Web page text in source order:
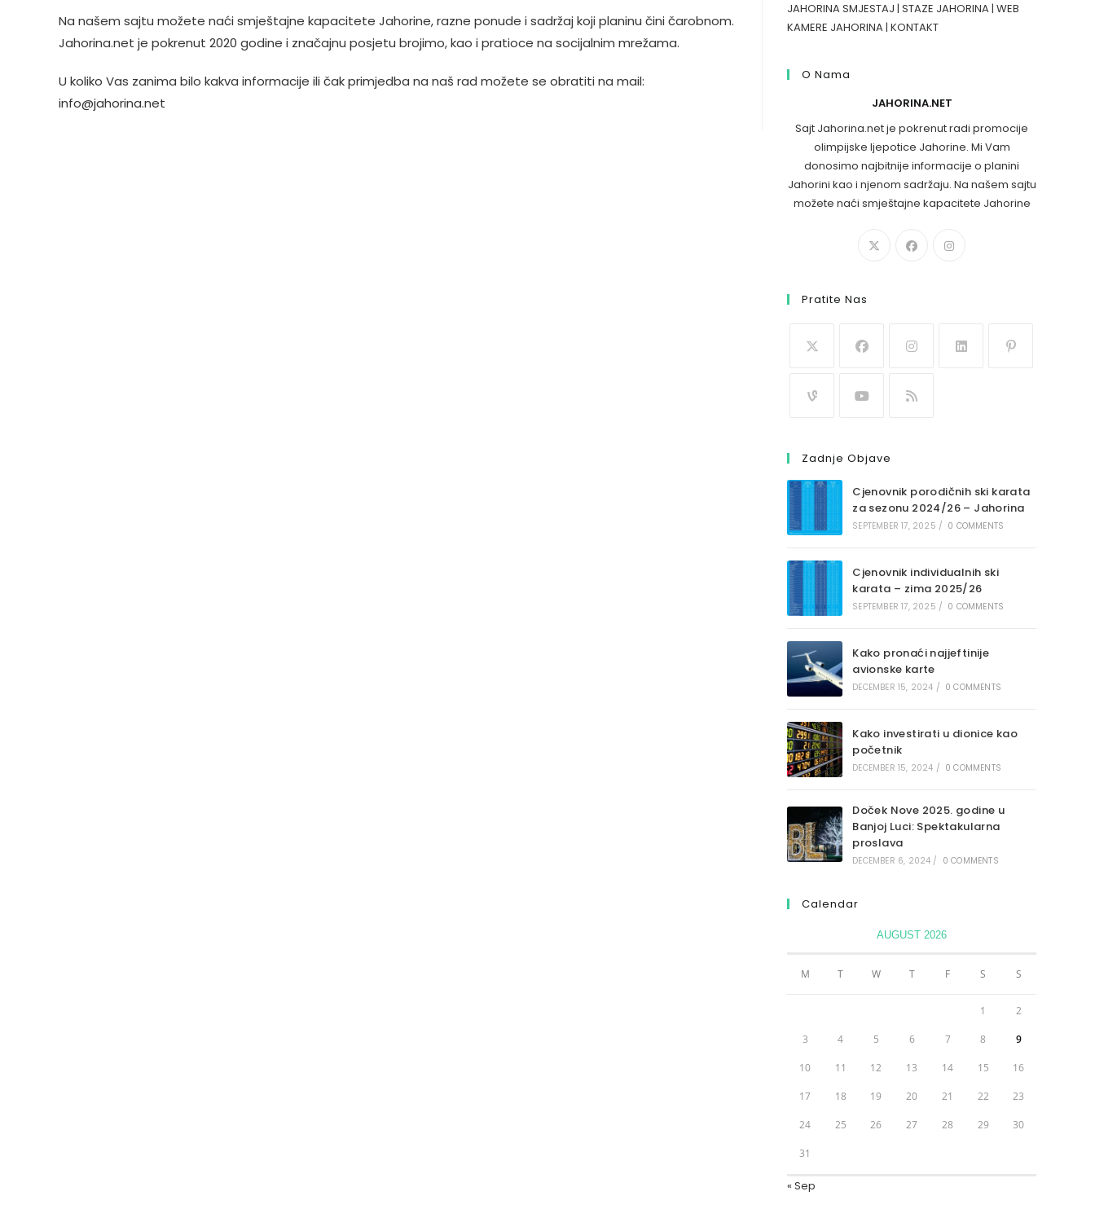
Na našem sajtu možete naći smještajne kapacitete Jahorine, razne ponude i sadržaj koji planinu čini čarobnom.
Jahorina.net je pokrenut 2020 godine i značajnu posjetu brojimo, kao i pratioce na socijalnim mrežama.
U koliko Vas zanima bilo kakva informacije ili čak primjedba na naš rad možete se obratiti na mail:
info@jahorina.net
JAHORINA SMJESTAJ | STAZE JAHORINA| WEB
KAMERE JAHORINA| KONTAKT
O Nama
JAHORINA.NET
Sajt Jahorina.net je pokrenut radi promocije
olimpijske ljepotice Jahorine. Mi Vam
donosimo najbitnije informacije o planini
Jahorini kao i njenom sadržaju. Na našem sajtu
možete naći smještajne kapacitete Jahorine
Pratite Nas
Zadnje Objave
Cjenovnik porodičnih ski karata
za sezonu 2024/26 – Jahorina
SEPTEMBER 17, 2025 / 0 COMMENTS
Cjenovnik individualnih ski
karata – zima 2025/26
SEPTEMBER 17, 2025 / 0 COMMENTS
Kako pronaći najjeftinije
avionske karte
DECEMBER 15, 2024 / 0 COMMENTS
Kako investirati u dionice kao
početnik
DECEMBER 15, 2024 / 0 COMMENTS
Doček Nove 2025. godine u
Banjoj Luci: Spektakularna
proslava
DECEMBER 6, 2024 / 0 COMMENTS
Calendar
AUGUST 2026
M T W T F S S
1 2
3 4 5 6 7 8 9
10 11 12 13 14 15 16
17 18 19 20 21 22 23
24 25 26 27 28 29 30
31
« Sep